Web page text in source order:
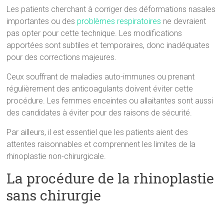
Les patients cherchant à corriger des déformations nasales
importantes ou des problèmes respiratoires ne devraient
pas opter pour cette technique. Les modifications
apportées sont subtiles et temporaires, donc inadéquates
pour des corrections majeures.
Ceux souffrant de maladies auto-immunes ou prenant
régulièrement des anticoagulants doivent éviter cette
procédure. Les femmes enceintes ou allaitantes sont aussi
des candidates à éviter pour des raisons de sécurité.
Par ailleurs, il est essentiel que les patients aient des
attentes raisonnables et comprennent les limites de la
rhinoplastie non-chirurgicale.
La procédure de la rhinoplastie
sans chirurgie